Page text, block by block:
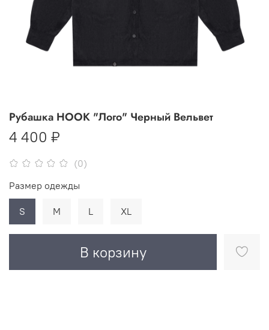
(0)
Рубашка HOOK "Лого" Черный Вельвет
4 400 ₽
В корзину
Размер одежды
S M L XL